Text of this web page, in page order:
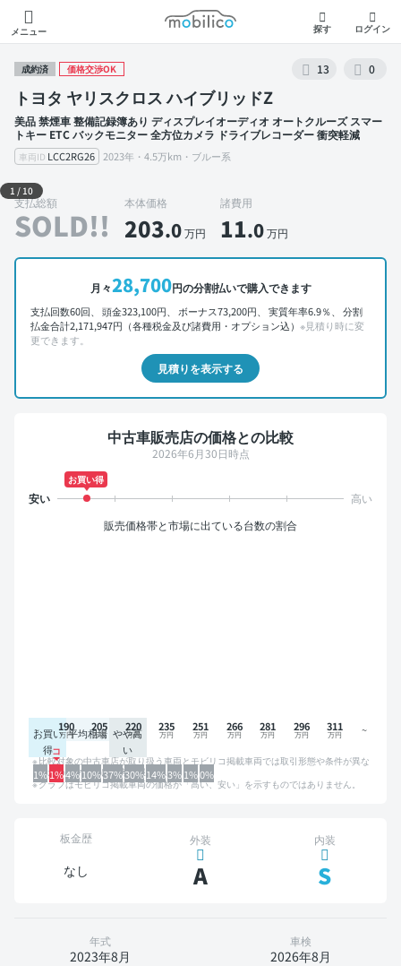
メニュー
モビリコ
探す ログイン
成約済 価格交渉OK 13 0
トヨタ ヤリスクロス ハイブリッドZ
美品 禁煙車 整備記録簿あり ディスプレイオーディオ オートクルーズ スマー
トキー ETC バックモニター 全方位カメラ ドライブレコーダー 衝突軽減
車両ID LCC2RG26 2023年・4.5万km・ブルー系
外装 左前
1 /10
支払総額
SOLD!!
本体価格
203.0万円
諸費用
11.0万円
月々28,700円の分割払いで購入できます
支払回数60回、 頭金323,100円、 ボーナス73,200円、 実質年率6.9％、 分割
払金合計2,171,947円（各種税金及び諸費用・オプション込） ※見積り時に変
更できます。
見積りを表示する
中古車販売店の価格との比較
2026年6月30日時点
お買い得
販売価格帯と市場に出ている台数の割合
お買い
得
平均相場 やや高
い
1%1%4%10%37%30%14%3%1%0%
190 205 220 235 251 266 281 296 311
比較対象の中古車店が取り扱う車両とモビリコ掲載車両では取引形態や条件が異な
るため、グラフは参考情報です。
グラフはモビリコ掲載車両の価格が「高い、安い」を示すものではありません。
板金歴
なし
外装
A
内装
S
年式
2023年8月
車検
2026年8月